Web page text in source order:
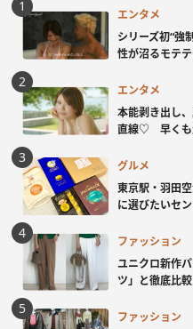
エンタメ
シリーズ初“強
性が沼るモテ
エンタメ
本能剥き出し
直線♡ 早くも
グルメ
東京駅・羽田
に選びたいセ
ファッション
ユニクロ新作
ツ」と徹底比
ファッション